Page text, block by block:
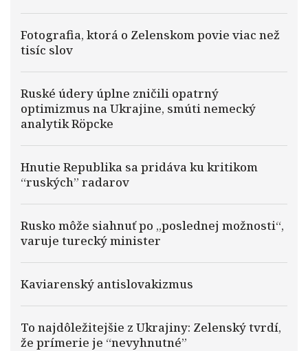
Fotografia, ktorá o Zelenskom povie viac než
tisíc slov
Ruské údery úplne zničili opatrný
optimizmus na Ukrajine, smúti nemecký
analytik Röpcke
Hnutie Republika sa pridáva ku kritikom
“ruských” radarov
Rusko môže siahnuť po „poslednej možnosti“,
varuje turecký minister
Kaviarenský antislovakizmus
To najdôležitejšie z Ukrajiny: Zelenský tvrdí,
že prímerie je “nevyhnutné”